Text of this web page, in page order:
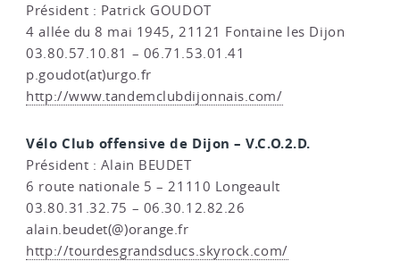
Président : Patrick GOUDOT
4 allée du 8 mai 1945, 21121 Fontaine les Dijon
03.80.57.10.81 – 06.71.53.01.41
p.goudot(at)urgo.fr
http://www.tandemclubdijonnais.com/
Vélo Club offensive de Dijon – V.C.O.2.D.
Président : Alain BEUDET
6 route nationale 5 – 21110 Longeault
03.80.31.32.75 – 06.30.12.82.26
alain.beudet(@)orange.fr
http://tourdesgrandsducs.skyrock.com/